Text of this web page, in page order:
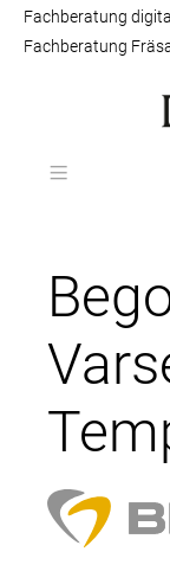
Fachberatung
Fachberatung